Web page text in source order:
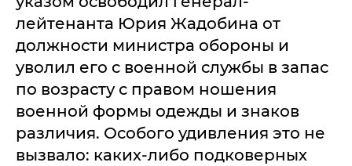
лейтенанта Юрия Жадобина от
должности министра обороны и
уволил его с военной службы в запас
по возрасту с правом ношения
военной формы одежды и знаков
различия. Особого удивления это не
вызвало: каких-либо подковерных